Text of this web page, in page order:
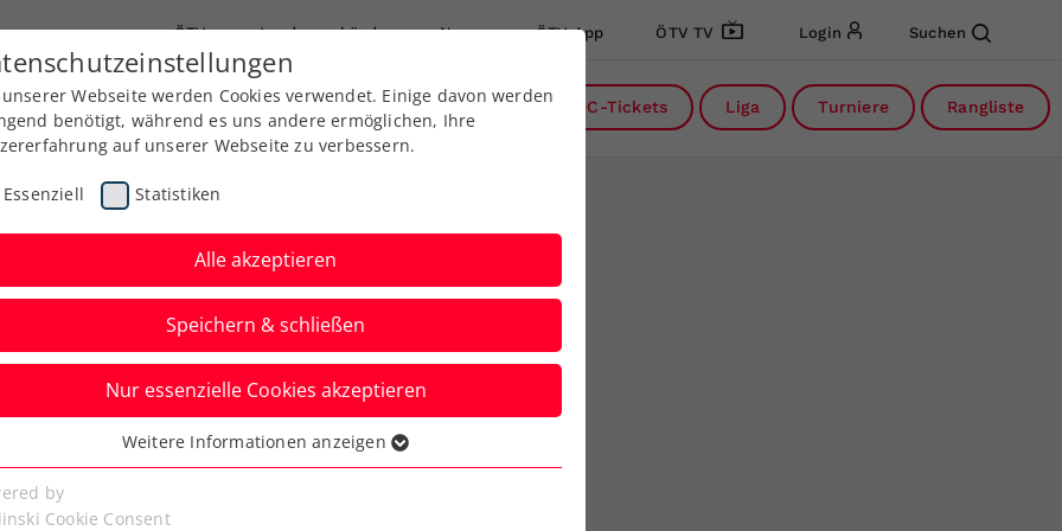
ÖTV Landesverbände News ÖTV App ÖTV TV Login Suchen
Ausbildung Services Über uns DC-Tickets Liga Turniere Rangliste
Farewell-Party für
und
Webseite werden Cookies verwendet. Einige davon werden
benötigt, während es uns andere ermöglichen, Ihre
auf unserer Webseite zu verbessern.
Essenziell Statistiken
Alle akzeptieren
Speichern & schließen
Nur essenzielle Cookies akzeptieren
Cookies werden für grundlegende Funktionen der
benötigt. Dadurch ist gewährleistet, dass die Webseite
Weitere Informationen anzeigen
by
Cookie Consent